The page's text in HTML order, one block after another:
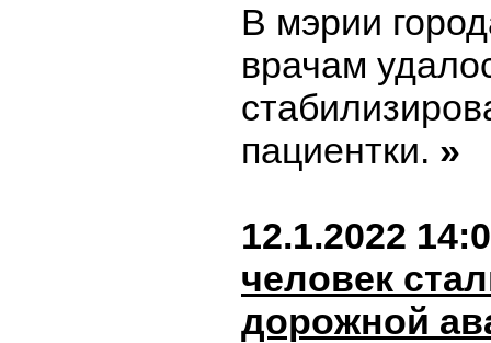
В мэрии
врачам
пациентки. »
12.1.2022
человек
дорожной